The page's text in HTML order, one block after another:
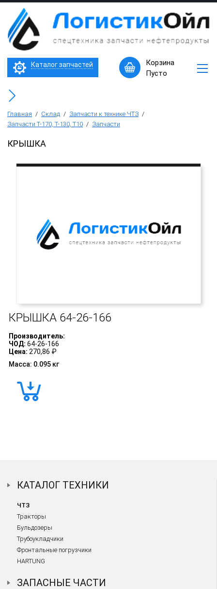
Бульдозер Б11
×
Каталог запчастей
Корзина
Пусто
Главная / Склад / Запчасти к технике ЧТЗ /
Запчасти Т-170, Т-130, Т10 / Запчасти
КРЫШКА
КРЫШКА64-26-166
Производитель:
ЧОД: 64-26-166
Цена: 270,86 ₽
Масса: 0.095 кг
Запчасти
технике
ЧТЗ
Машины
Горячее
предложение
КАТАЛОГ ТЕХНИКИ
ЧТЗ
Тракторы
Бульдозеры
Трубоукладчики
Фронтальные погрузчики
HARTUNG
ЗАПАСНЫЕ ЧАСТИ